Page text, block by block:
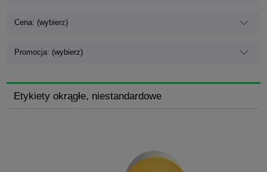
Cena: (wybierz)
Promocja: (wybierz)
Etykiety okrągłe, niestandardowe